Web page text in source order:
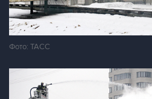
Фото: ТАСС